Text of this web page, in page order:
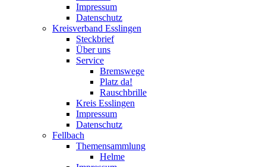
Impressum
Datenschutz
Kreisverband Esslingen
Steckbrief
Über uns
Service
Bremswege
Platz da!
Rauschbrille
Kreis Esslingen
Impressum
Datenschutz
Fellbach
Themensammlung
Helme